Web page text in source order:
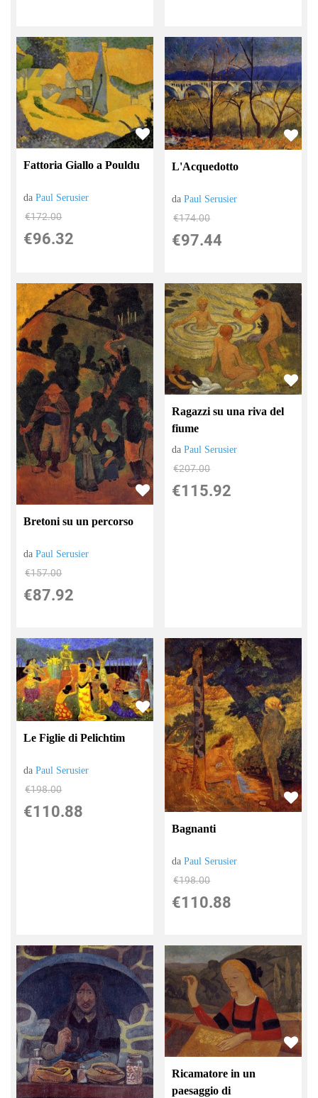
Fattoria Giallo a Pouldu
daPaul Serusier
€172.00
€96.32
L'Acquedotto
daPaul Serusier
€174.00
€97.44
Bretoni su un percorso
daPaul Serusier
€157.00
€87.92
Ragazzi su una riva del
fiume
daPaul Serusier
€207.00
€115.92
Le Figlie di Pelichtim
daPaul Serusier
€198.00
€110.88
Bagnanti
daPaul Serusier
€198.00
€110.88
Ricamatore in un
paesaggio di